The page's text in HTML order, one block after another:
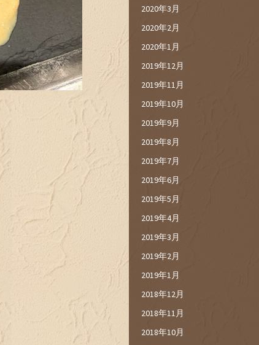
2020年3月
2020年2月
2020年1月
2019年12月
2019年11月
2019年10月
2019年9月
2019年8月
2019年7月
2019年6月
2019年5月
2019年4月
2019年3月
2019年2月
2019年1月
2018年12月
2018年11月
2018年10月